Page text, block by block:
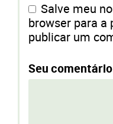
Salve meu
browser para a
publicar um
Seu